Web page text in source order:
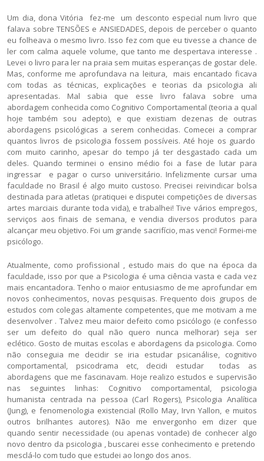
Um dia, dona Vitória fez-me um desconto especial num livro que
falava sobre TENSÕES e ANSIEDADES, depois de perceber o quanto
eu folheava o mesmo livro. Isso fez com que eu tivesse a chance de
ler com calma aquele volume, que tanto me despertava interesse .
Levei o livro para ler na praia sem muitas esperanças de gostar dele.
Mas, conforme me aprofundava na leitura, mais encantado ficava
com todas as técnicas, explicações e teorias da psicologia ali
apresentadas. Mal sabia que esse livro falava sobre uma
abordagem conhecida como Cognitivo Comportamental (teoria a qual
hoje também sou adepto), e que existiam dezenas de outras
abordagens psicológicas a serem conhecidas. Comecei a comprar
quantos livros de psicologia fossem possíveis. Até hoje os guardo
com muito carinho, apesar do tempo já ter desgastado cada um
deles. Quando terminei o ensino médio foi a fase de lutar para
ingressar e pagar o curso universitário. Infelizmente cursar uma
faculdade no Brasil é algo muito custoso. Precisei reivindicar bolsa
destinada para atletas (pratiquei e disputei competições de diversas
artes marciais durante toda vida), e trabalhei! Tive vários empregos,
serviços aos finais de semana, e vendia diversos produtos para
alcançar meu objetivo. Foi um grande sacrifício, mas venci! Formei-me
psicólogo.
Atualmente, como profissional , estudo mais do que na época da
faculdade, isso por que a Psicologia é uma ciência vasta e cada vez
mais encantadora. Tenho o maior entusiasmo de me aprofundar em
novos conhecimentos, novas pesquisas. Frequento dois grupos de
estudos com colegas altamente competentes, que me motivam a me
desenvolver . Talvez meu maior defeito como psicólogo (e confesso
ser um defeito do qual não quero nunca melhorar) seja ser
eclético. Gosto de muitas escolas e abordagens da psicologia. Como
não conseguia me decidir se iria estudar psicanálise, cognitivo
comportamental, psicodrama etc, decidi estudar todas as
abordagens que me fascinavam. Hoje realizo estudos e supervisão
nas seguintes linhas: Cognitivo comportamental, psicologia
humanista centrada na pessoa (Carl Rogers), Psicologia Analítica
(Jung), e fenomenologia existencial (Rollo May, Irvn Yallon, e muitos
outros brilhantes autores). Não me envergonho em dizer que
quando sentir necessidade (ou apenas vontade) de conhecer algo
novo dentro da psicologia , buscarei esse conhecimento e pretendo
mesclá-lo com tudo que estudei ao longo dos anos.